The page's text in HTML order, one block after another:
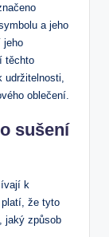
a jeho
jeho
těchto
udržitelnosti,
oblečení.
sušení
k
platí, že tyto
jaký způsob